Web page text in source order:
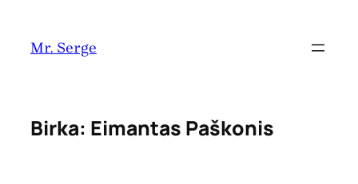
saturu
Mr. Serge
Birka: Eimantas Paškonis